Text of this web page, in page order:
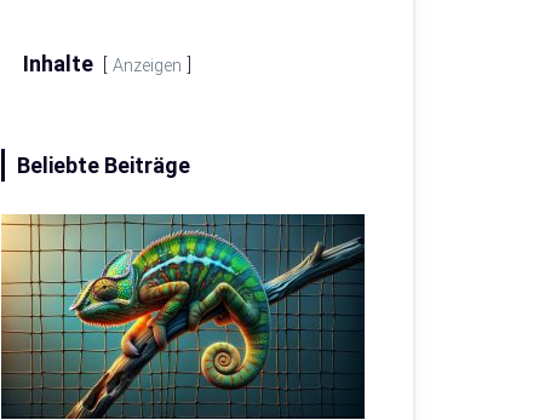
Inhalte Anzeigen
Beliebte Beiträge